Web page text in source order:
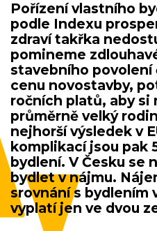
Pořízení vlastního
podle Indexu
zdraví takřka
pomineme
stavebního
cenu novostavby,
ročních platů, aby
průměrně velký
nejhorší výsledek v
komplikací jsou pak
bydlení. V Česku se
bydlet v nájmu.
srovnání s bydlením
vyplatí jen ve dvou